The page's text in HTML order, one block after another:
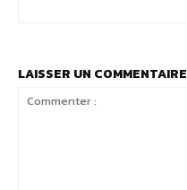
LAISSER UN COMMENTAIRE